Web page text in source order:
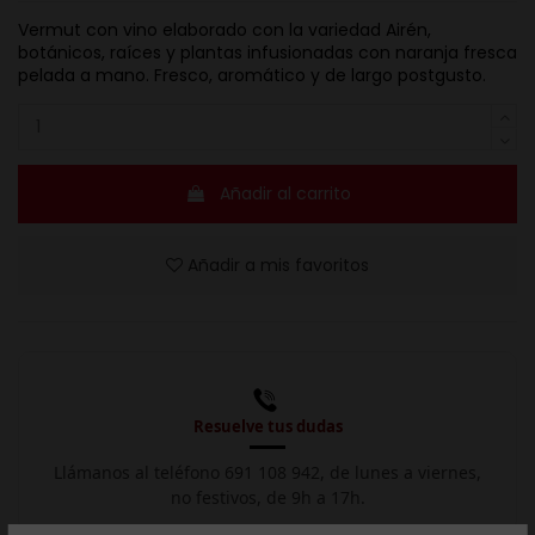
Vermut con vino elaborado con la variedad Airén,
botánicos, raíces y plantas infusionadas con naranja fresca
pelada a mano. Fresco, aromático y de largo postgusto.
Añadir al carrito
Resuelve tus dudas